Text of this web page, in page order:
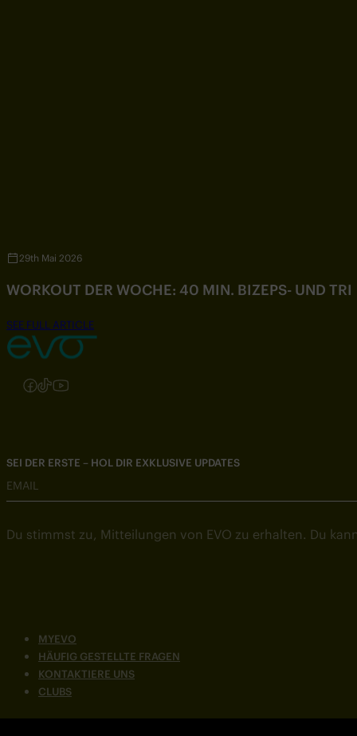
29th Mai 2026
WORKOUT DER WOCHE: 40 MIN. BIZEPS- UND
SEE FULL ARTICLE
Folgen Sie uns auf Instagram
Folgen Sie uns auf Facebook
Folgen Sie uns auf TikTok
Folgen Sie uns auf YouTube
MYEVO
HÄUFIG GESTELLTE FRAGEN
KONTAKTIERE UNS
CLUBS
SEI DER ERSTE – HOL DIR EXKLUSIVE UPDATES
EMAIL
Du stimmst zu, Mitteilungen von EVO zu erhalten. Du